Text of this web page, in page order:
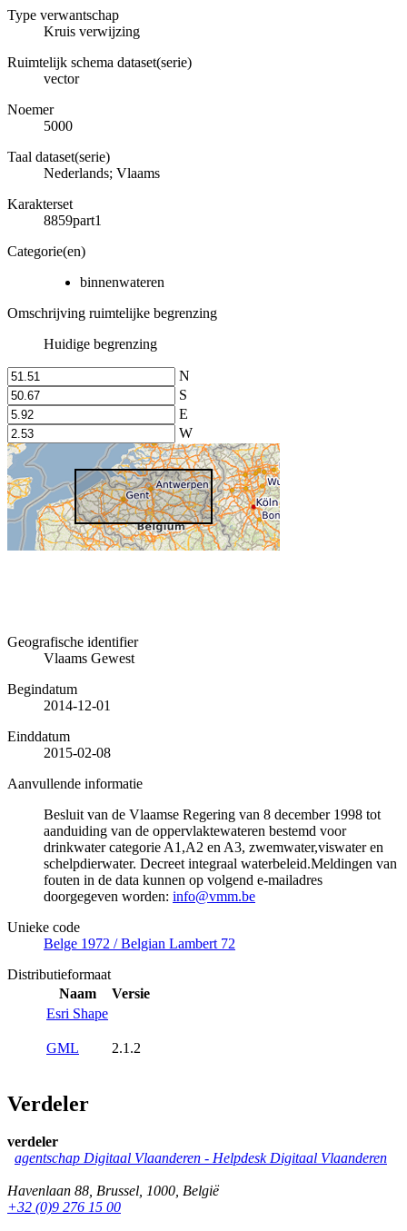
Type verwantschap
Kruis verwijzing
Ruimtelijk schema dataset(serie)
vector
Noemer
5000
Taal dataset(serie)
Nederlands; Vlaams
Karakterset
8859part1
Categorie(en)
binnenwateren
Omschrijving ruimtelijke begrenzing
Huidige begrenzing
N
S
E
W
Geografische identifier
Vlaams Gewest
Begindatum
2014-12-01
Einddatum
2015-02-08
Aanvullende informatie
Besluit van de Vlaamse Regering van 8 december 1998 tot
aanduiding van de oppervlaktewateren bestemd voor
drinkwater categorie A1,A2 en A3, zwemwater,viswater en
schelpdierwater. Decreet integraal waterbeleid.Meldingen van
fouten in de data kunnen op volgend e-mailadres
doorgegeven worden: info@vmm.be
Unieke code
Belge 1972 / Belgian Lambert 72
Distributieformaat
Naam
Versie
Esri Shape
GML 2.1.2
Verdeler
verdeler
agentschap Digitaal Vlaanderen - Helpdesk Digitaal Vlaanderen
Havenlaan 88, Brussel, 1000, België
+32 (0)9 276 15 00